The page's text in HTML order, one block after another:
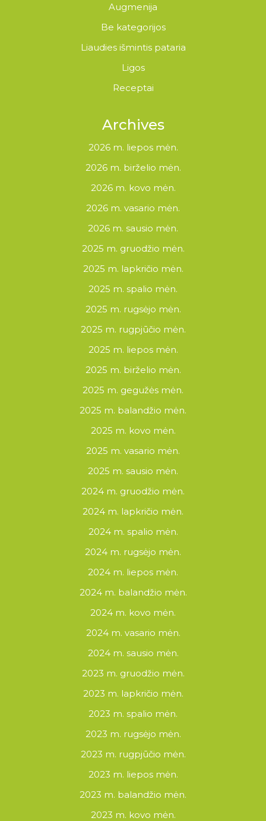
Augmenija
Be kategorijos
Liaudies išmintis pataria
Ligos
Receptai
Archives
2026 m. liepos mėn.
2026 m. birželio mėn.
2026 m. kovo mėn.
2026 m. vasario mėn.
2026 m. sausio mėn.
2025 m. gruodžio mėn.
2025 m. lapkričio mėn.
2025 m. spalio mėn.
2025 m. rugsėjo mėn.
2025 m. rugpjūčio mėn.
2025 m. liepos mėn.
2025 m. birželio mėn.
2025 m. gegužės mėn.
2025 m. balandžio mėn.
2025 m. kovo mėn.
2025 m. vasario mėn.
2025 m. sausio mėn.
2024 m. gruodžio mėn.
2024 m. lapkričio mėn.
2024 m. spalio mėn.
2024 m. rugsėjo mėn.
2024 m. liepos mėn.
2024 m. balandžio mėn.
2024 m. kovo mėn.
2024 m. vasario mėn.
2024 m. sausio mėn.
2023 m. gruodžio mėn.
2023 m. lapkričio mėn.
2023 m. spalio mėn.
2023 m. rugsėjo mėn.
2023 m. rugpjūčio mėn.
2023 m. liepos mėn.
2023 m. balandžio mėn.
2023 m. kovo mėn.